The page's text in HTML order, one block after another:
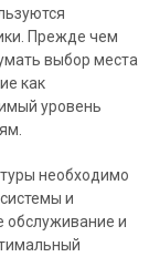
Прежде чем
выбор места
как
уровень
необходимо
и
обслуживание и